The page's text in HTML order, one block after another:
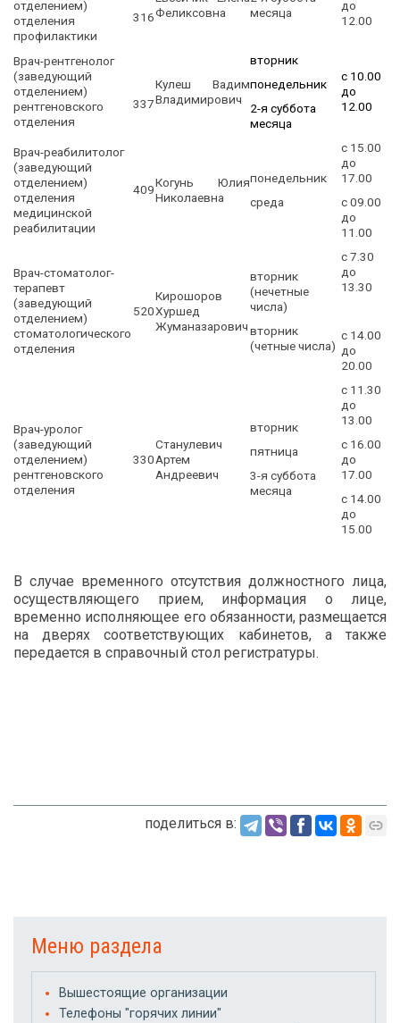
отделением)
отделения
профилактики
316Феликсовна
месяца
до
12.00
Врач-рентгенолог
(заведующий
отделением)
рентгеновского
отделения
337
Кулеш Вадим
Владимирович
вторник
понедельник
2-я суббота
месяца
с 10.00
до
12.00
Врач-реабилитолог
(заведующий
отделением)
отделения
медицинской
реабилитации
409Когунь Юлия
Николаевна
понедельник
среда
с 15.00
до
17.00
с 09.00
до
11.00
Врач-стоматолог-
терапевт
(заведующий
отделением)
стоматологического
отделения
520
Кирошоров
Хуршед
Жуманазарович
вторник
(нечетные
числа)
вторник
(четные числа)
с 7.30
до
13.30
с 14.00
до
20.00
Врач-уролог
(заведующий
отделением)
рентгеновского
отделения
330
Станулевич
Артем
Андреевич
вторник
пятница
3-я суббота
месяца
с 11.30
до
13.00
с 16.00
до
17.00
с 14.00
до
15.00
В случае временного отсутствия должностного лица,
осуществляющего прием, информация о лице,
временно исполняющее его обязанности, размещается
на дверях соответствующих кабинетов, а также
передается в справочный стол регистратуры.
поделиться в:
Меню раздела
Вышестоящие организации
Телефоны "горячих линии"